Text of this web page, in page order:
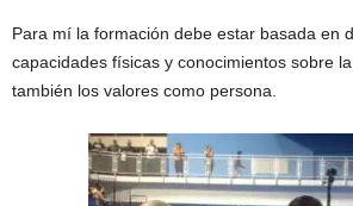
Para mí la formación debe estar basada en
capacidades físicas y conocimientos sobre
también los valores como persona.